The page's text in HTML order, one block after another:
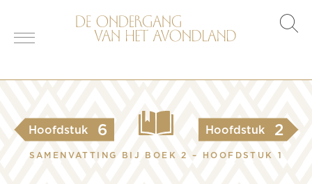
Hoofdstuk 6 Hoofdstuk 2
SAMENVATTING BIJ BOEK 2 – HOOFDSTUK 1